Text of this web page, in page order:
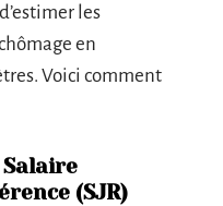
les
en
Voici comment
Salaire
(SJR)